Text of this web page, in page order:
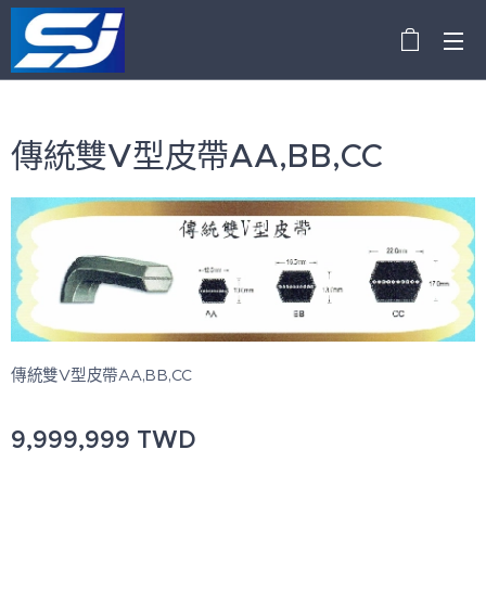
傳統雙V型皮帶AA,BB,CC
傳統雙V型皮帶AA,BB,CC
9,999,999 TWD